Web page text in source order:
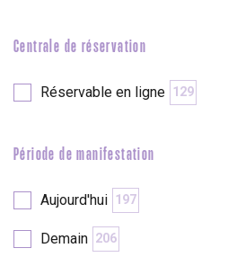
Duclair
Centrale de réservation
Réservable en ligne 129
Période de manifestation
Aujourd'hui 197
Demain 206